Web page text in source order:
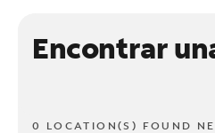
Encontrar
0 LOCATION(S) FOUND